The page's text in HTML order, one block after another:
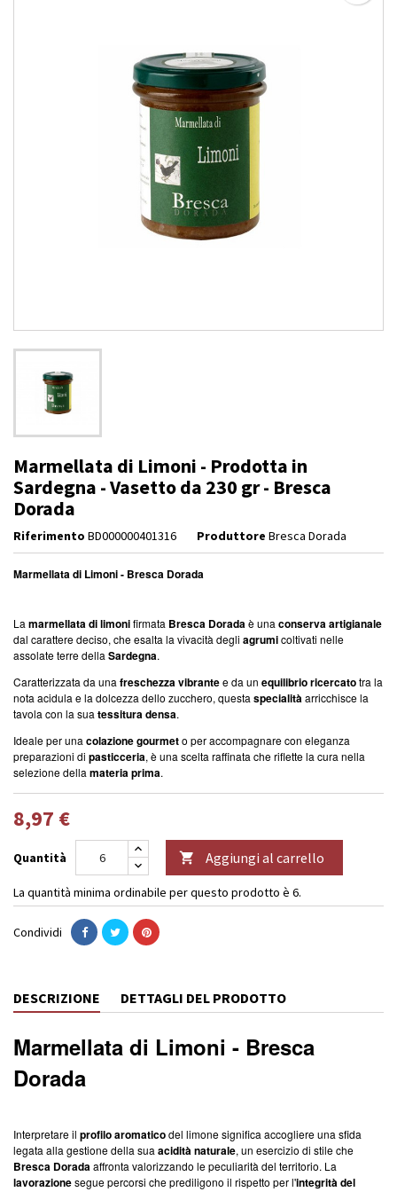
Marmellata di Limoni - Prodotta in
Sardegna - Vasetto da 230 gr - Bresca
Dorada
Riferimento BD000000401316 Produttore Bresca Dorada
Marmellata di Limoni - Bresca Dorada
La marmellata di limonifirmata Bresca Doradaè una conserva artigianale
dal carattere deciso, che esalta la vivacità degli agrumicoltivati nelle
assolate terre della Sardegna.
Caratterizzata da una freschezza vibrantee da un equilibrio ricercatotra la
nota acidula e la dolcezza dello zucchero, questa specialitàarricchisce la
tavola con la sua tessitura densa.
Ideale per una colazione gourmeto per accompagnare con eleganza
preparazioni di pasticceria, è una scelta raffinata che riflette la cura nella
selezione della materia prima.
8,97 €
Quantità  Aggiungi al carrello
La quantità minima ordinabile per questo prodotto è 6.
Condividi
DESCRIZIONE DETTAGLI DEL PRODOTTO
Marmellata di Limoni - Bresca
Dorada
Interpretare il profilo aromaticodel limone significa accogliere una sfida
legata alla gestione della sua acidità naturale, un esercizio di stile che
Bresca Doradaaffronta valorizzando le peculiarità del territorio. La
lavorazionesegue percorsi che prediligono il rispetto per l'integrità del